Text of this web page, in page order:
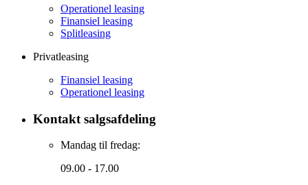
Operationel leasing
Finansiel leasing
Splitleasing
Privatleasing
Finansiel leasing
Operationel leasing
Kontakt salgsafdeling
Mandag til fredag:
09.00 - 17.00